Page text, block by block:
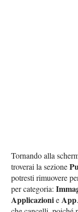
Tornando alla
troverai la sezione
potresti rimuovere
per categoria:
ApplicazionieApp